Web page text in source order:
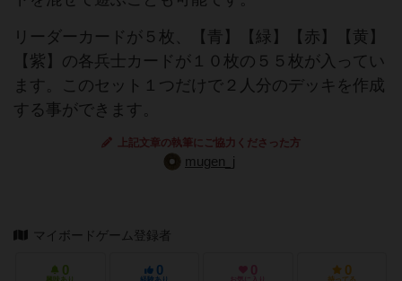
リーダーカードが５枚、【青】【緑】【赤】【黄】
【紫】の各兵士カードが１０枚の５５枚が入ってい
ます。このセット１つだけで２人分のデッキを作成
する事ができます。
上記文章の執筆にご協力くださった方
mugen_j
マイボードゲーム登録者
0 0 0 0